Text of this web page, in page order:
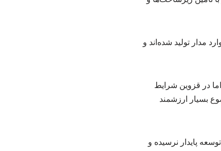
مدار تولید شده‌اند و
در قزوین شرایط
بسیار ارزشمند
پایدار نرسیده و